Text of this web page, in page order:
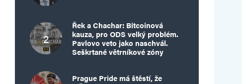
Řek a Chachar: Bitcoinová
kauza, pro ODS velký problém.
Pavlovo veto jako naschvál.
Seškrtané větrníkové zóny
Prague Pride má štěstí, že